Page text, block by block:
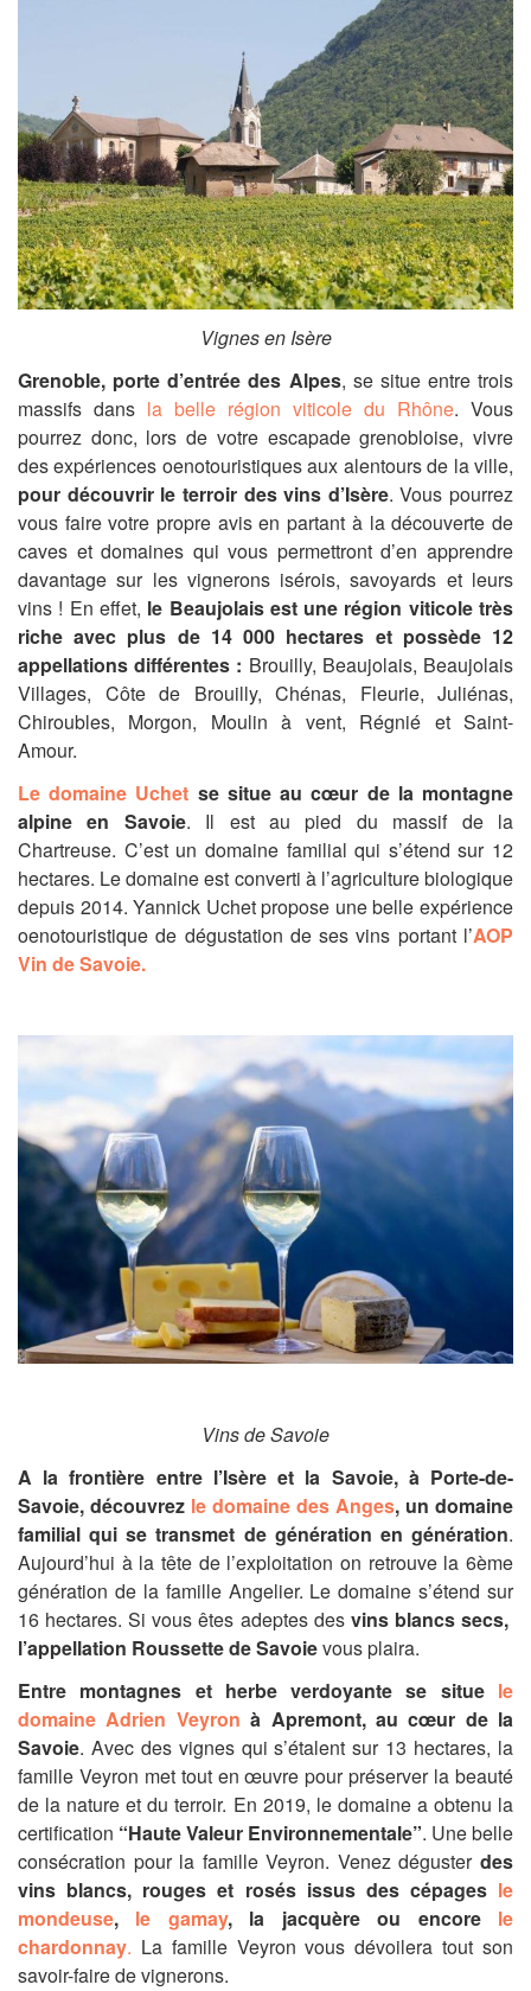
Vignes en Isère
Grenoble, porte d’entrée des Alpes, se situe entre trois
massifs dans la belle région viticole du Rhône. Vous
pourrez donc, lors de votre escapade grenobloise, vivre
des expériences oenotouristiques aux alentours de la ville,
pour découvrir le terroir des vins d’Isère. Vous pourrez
vous faire votre propre avis en partant à la découverte de
caves et domaines qui vous permettront d’en apprendre
davantage sur les vignerons isérois, savoyards et leurs
vins ! En effet, le Beaujolais est une région viticole très
riche avec plus de 14 000 hectares et possède 12
appellations différentes : Brouilly, Beaujolais, Beaujolais
Villages, Côte de Brouilly, Chénas, Fleurie, Juliénas,
Chiroubles, Morgon, Moulin à vent, Régnié et Saint-
Amour.
Le domaine Uchet se situe au cœur de la montagne
alpine en Savoie. Il est au pied du massif de la
Chartreuse. C’est un domaine familial qui s’étend sur 12
hectares. Le domaine est converti à l’agriculture biologique
depuis 2014. Yannick Uchet propose une belle expérience
oenotouristique de dégustation de ses vins portant l’AOP
Vin de Savoie.
Vins de Savoie
A la frontière entre l’Isère et la Savoie, à Porte-de-
Savoie, découvrez le domaine des Anges, un domaine
familial qui se transmet de génération en génération.
Aujourd’hui à la tête de l’exploitation on retrouve la 6ème
génération de la famille Angelier. Le domaine s’étend sur
16 hectares. Si vous êtes adeptes des vins blancs secs,
l’appellation Roussette de Savoievous plaira.
Entre montagnes et herbe verdoyante se situe le
domaine Adrien Veyron à Apremont, au cœur de la
Savoie. Avec des vignes qui s’étalent sur 13 hectares, la
famille Veyron met tout en œuvre pour préserver la beauté
de la nature et du terroir. En 2019, le domaine a obtenu la
certification “Haute Valeur Environnementale”. Une belle
consécration pour la famille Veyron. Venez déguster des
vins blancs, rouges et rosés issus des cépages le
mondeuse, le gamay, la jacquère ou encore le
chardonnay. La famille Veyron vous dévoilera tout son
savoir-faire de vignerons.